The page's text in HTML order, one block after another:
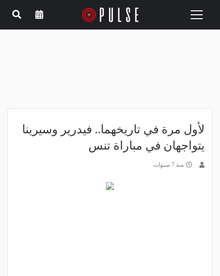
Toggle
لأول مرة في تاريخهما.. فيدرير وسيرينا
يتواجهان في مباراة تنس
منذ 7 سنوات